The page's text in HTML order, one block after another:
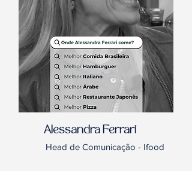
Alessandra Ferrari
Head de Comunicação - Ifood